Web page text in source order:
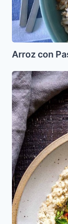
Arroz con
Babaganush
(con
Mayonesa)